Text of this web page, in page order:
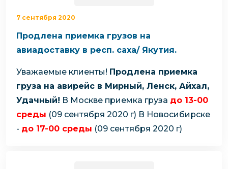
7 сентября 2020
Продлена приемка грузов на
авиадоставку в респ. саха/ Якутия.
Уважаемые клиенты! Продлена приемка
груза на авирейс в Мирный, Ленск, Айхал,
Удачный! В Москве приемка груза до 13-00
среды (09 сентября 2020 г) В Новосибирске
- до 17-00 среды (09 сентября 2020 г)